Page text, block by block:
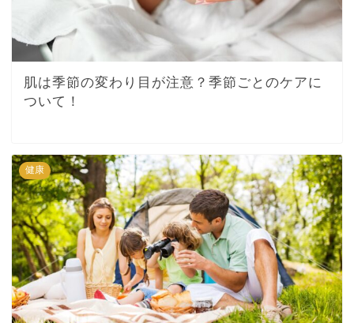
肌は季節の変わり目が注意？季節ごとのケアに
ついて！
健康